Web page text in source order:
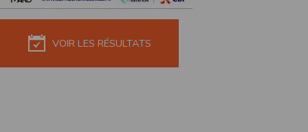
VOIR LES RÉSULTATS
Modification des conditions
et/ou de son exploitation.
Règles d'usage d'Internet